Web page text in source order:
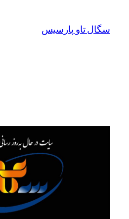
محتواسگال تاو پارسیس